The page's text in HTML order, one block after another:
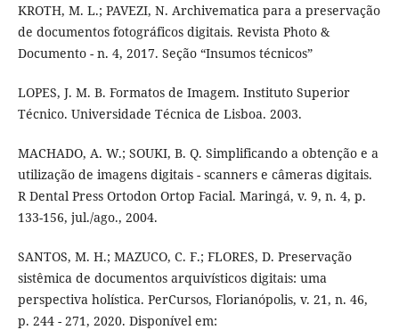
KROTH, M. L.; PAVEZI, N. Archivematica para a preservação
de documentos fotográficos digitais. Revista Photo &
Documento - n. 4, 2017. Seção “Insumos técnicos”
LOPES, J. M. B. Formatos de Imagem. Instituto Superior
Técnico. Universidade Técnica de Lisboa. 2003.
MACHADO, A. W.; SOUKI, B. Q. Simplificando a obtenção e a
utilização de imagens digitais - scanners e câmeras digitais.
R Dental Press Ortodon Ortop Facial. Maringá, v. 9, n. 4, p.
133-156, jul./ago., 2004.
SANTOS, M. H.; MAZUCO, C. F.; FLORES, D. Preservação
sistêmica de documentos arquivísticos digitais: uma
perspectiva holística. PerCursos, Florianópolis, v. 21, n. 46,
p. 244 - 271, 2020. Disponível em: